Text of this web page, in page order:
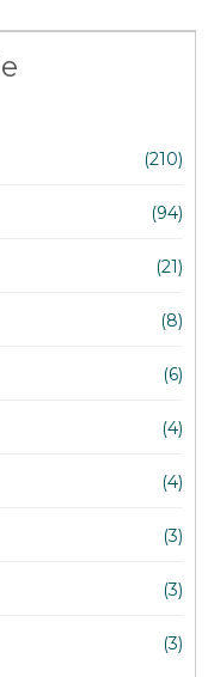
(210)
(94)
(21)
(8)
(6)
(4)
(4)
(3)
(3)
(3)